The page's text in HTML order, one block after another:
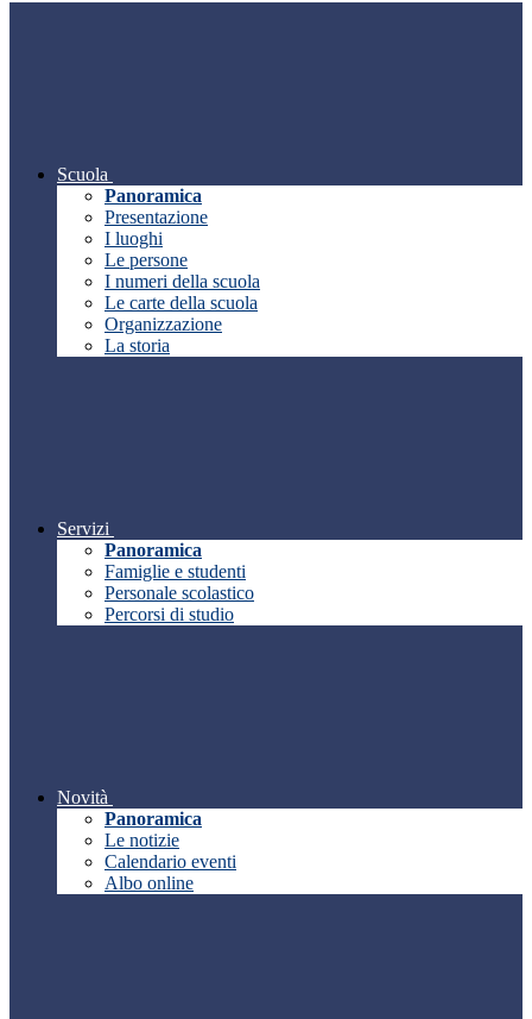
Scuola
Panoramica
Presentazione
I luoghi
Le persone
I numeri della scuola
Le carte della scuola
Organizzazione
La storia
Servizi
Panoramica
Famiglie e studenti
Personale scolastico
Percorsi di studio
Novità
Panoramica
Le notizie
Calendario eventi
Albo online